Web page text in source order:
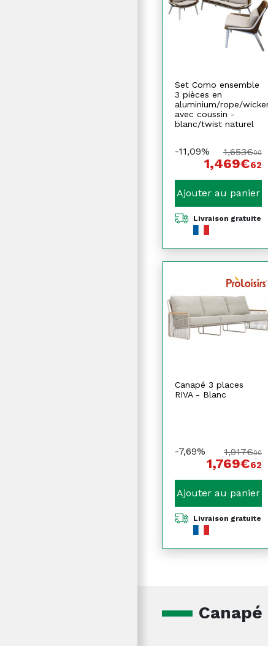
Set Como ensemble
3 pièces en
aluminium/rope/
avec coussin -
blanc/twist naturel
-11,09% 1,653€00
1,469€62
Ajouter au panier
Livraison gratuite
Canapé 3 places
RIVA - Blanc
-7,69% 1,917€00
1,769€62
Ajouter au panier
Livraison gratuite